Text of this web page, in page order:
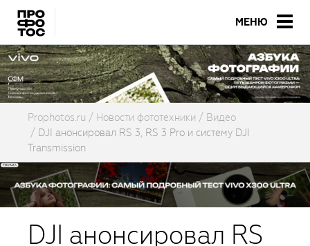
МЕНЮ
Prophotos.ru Новости фототехники
Видео
DJI анонсировал RS 3, RS 3 Pro и систему DJI
Transmission
DJI анонсировал RS